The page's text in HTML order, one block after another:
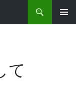
て